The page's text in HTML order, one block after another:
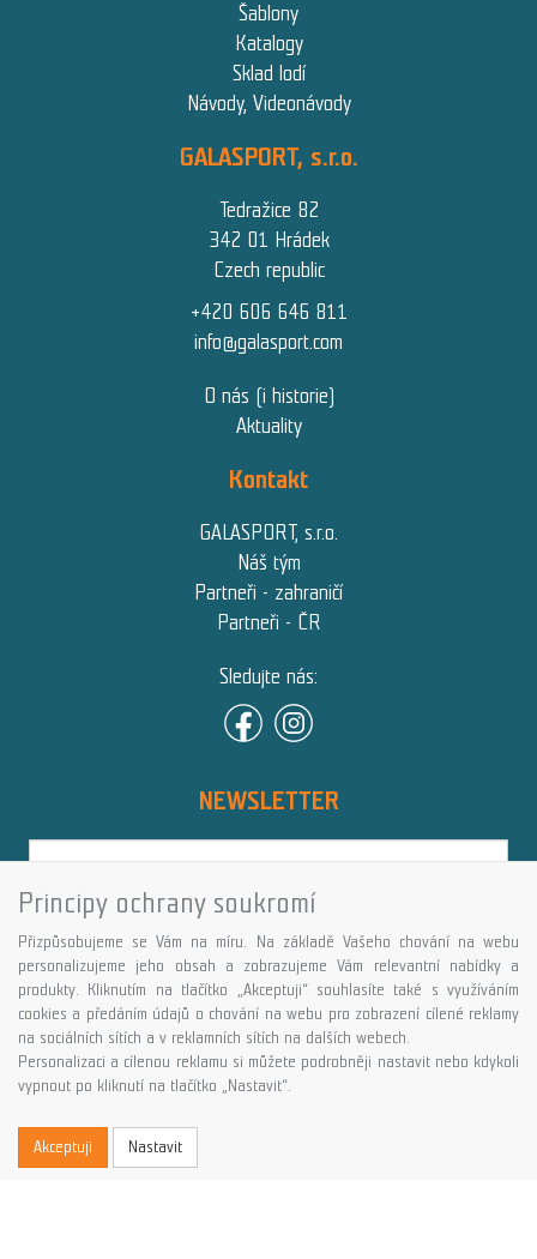
Šablony
Katalogy
Sklad lodí
Návody, Videonávody
GALASPORT, s.r.o.
Tedražice 82
342 01 Hrádek
Czech republic
+420 606 646 811
info@galasport.com
O nás (i historie)
Aktuality
Kontakt
GALASPORT, s.r.o.
Náš tým
Partneři - zahraničí
Partneři - ČR
Sledujte nás:
NEWSLETTER
Přihlásit
Více informací o této službě
Copyright © GALASPORT, s.r.o. 2026,
powered by ABRA E-shop
Principy ochrany soukromí
Přizpůsobujeme se Vám na míru. Na základě Vašeho chování na webu
personalizujeme jeho obsah a zobrazujeme Vám relevantní nabídky a
produkty. Kliknutím na tlačítko „Akceptuji“ souhlasíte také s využíváním
cookies a předáním údajů o chování na webu pro zobrazení cílené reklamy
na sociálních sítích a v reklamních sítích na dalších webech.
Personalizaci a cílenou reklamu si můžete podrobněji nastavit nebo kdykoli
vypnout po kliknutí na tlačítko „Nastavit“.
Akceptuji Nastavit